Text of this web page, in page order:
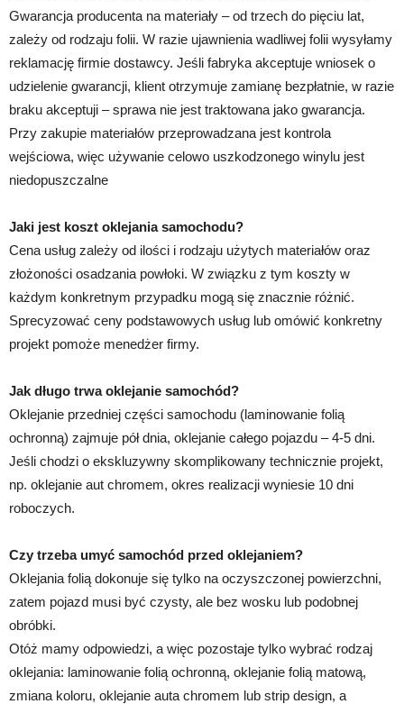
Gwarancja producenta na materiały – od trzech do pięciu lat,
zależy od rodzaju folii. W razie ujawnienia wadliwej folii wysyłamy
reklamację firmie dostawcy. Jeśli fabryka akceptuje wniosek o
udzielenie gwarancji, klient otrzymuje zamianę bezpłatnie, w razie
braku akceptuji – sprawa nie jest traktowana jako gwarancja.
Przy zakupie materiałów przeprowadzana jest kontrola
wejściowa, więc używanie celowo uszkodzonego winylu jest
niedopuszczalne
Jaki jest koszt oklejania samochodu?
Cena usług zależy od ilości i rodzaju użytych materiałów oraz
złożoności osadzania powłoki. W związku z tym koszty w
każdym konkretnym przypadku mogą się znacznie różnić.
Sprecyzować ceny podstawowych usług lub omówić konkretny
projekt pomoże menedżer firmy.
Jak długo trwa oklejanie samochód?
Oklejanie przedniej części samochodu (laminowanie folią
ochronną) zajmuje pół dnia, oklejanie całego pojazdu – 4-5 dni.
Jeśli chodzi o ekskluzywny skomplikowany technicznie projekt,
np. oklejanie aut chromem, okres realizacji wyniesie 10 dni
roboczych.
Czy trzeba umyć samochód przed oklejaniem?
Oklejania folią dokonuje się tylko na oczyszczonej powierzchni,
zatem pojazd musi być czysty, ale bez wosku lub podobnej
obróbki.
Otóż mamy odpowiedzi, a więc pozostaje tylko wybrać rodzaj
oklejania: laminowanie folią ochronną, oklejanie folią matową,
zmiana koloru, oklejanie auta chromem lub strip design, a